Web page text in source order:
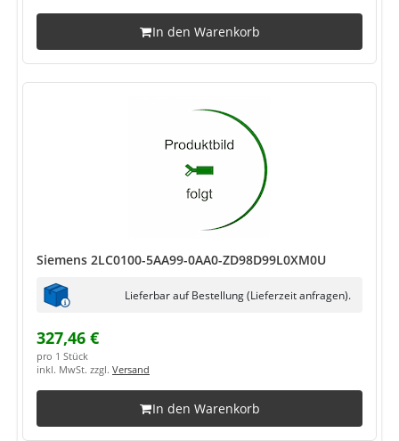
In den Warenkorb
Siemens 2LC0100-5AA99-0AA0-ZD98D99L0XM0U
Lieferbar auf Bestellung (Lieferzeit anfragen).
327,46 €
pro 1 Stück
inkl. MwSt. zzgl. Versand
In den Warenkorb